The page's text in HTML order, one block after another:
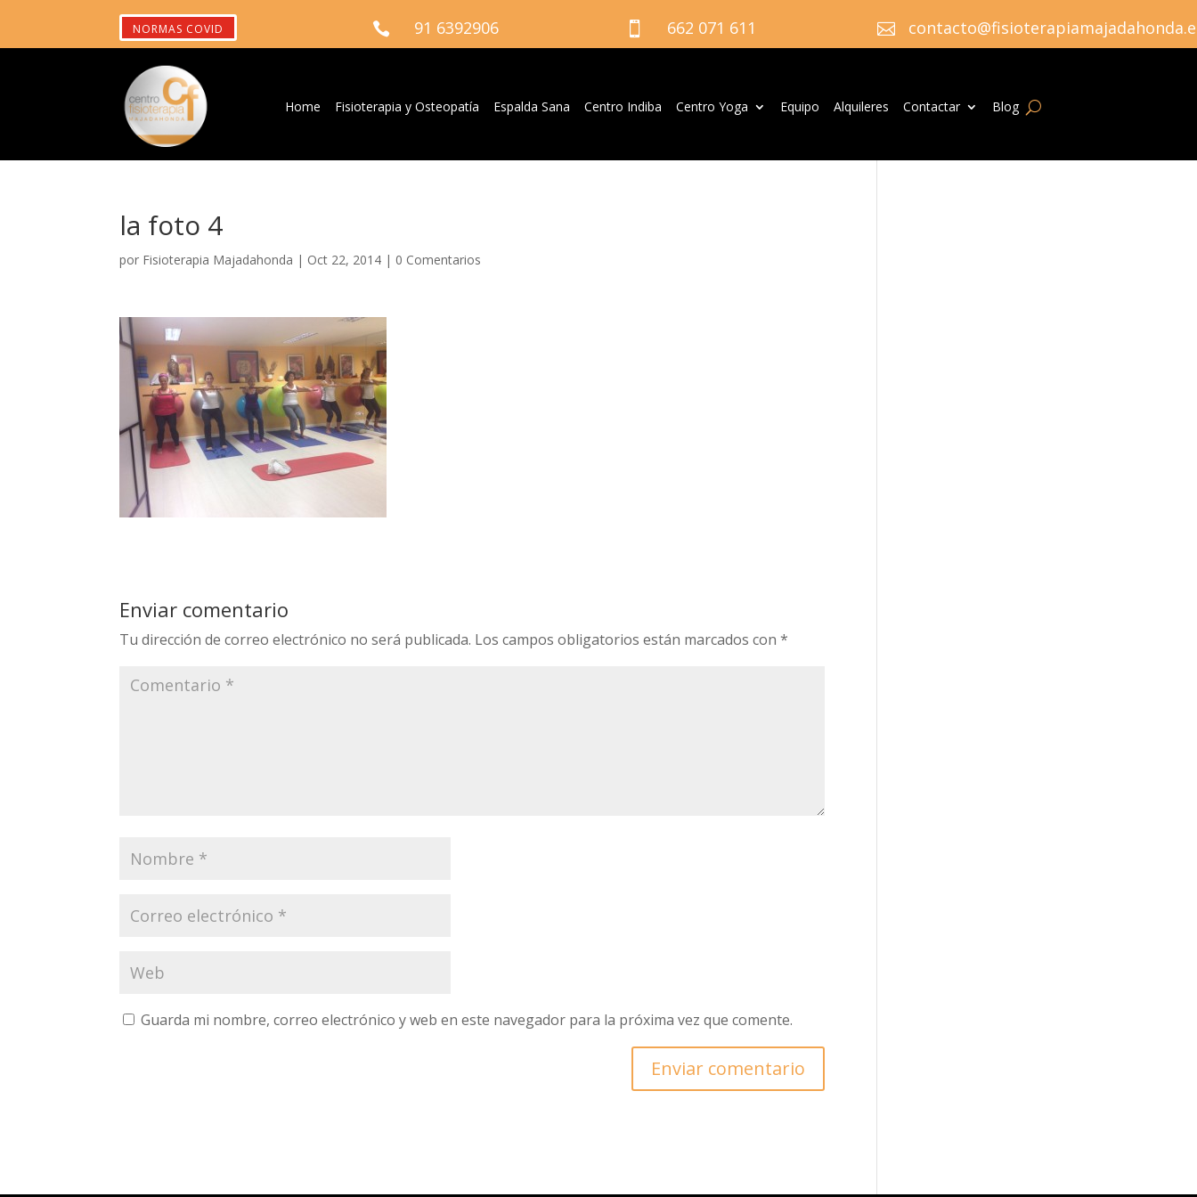
NORMAS COVID  91 6392906  662 071 611 
Home Fisioterapia y Osteopatía Espalda Sana Centro Indiba Centro Yoga Equipo Alquileres Contactar Blog
la foto 4
por Fisioterapia Majadahonda | Oct 22, 2014 | 0 Comentarios
Enviar comentario
Tu dirección de correo electrónico no será publicada. Los campos obligatorios están marcados con*
Guarda mi nombre, correo electrónico y web en este navegador para la próxima vez que comente.